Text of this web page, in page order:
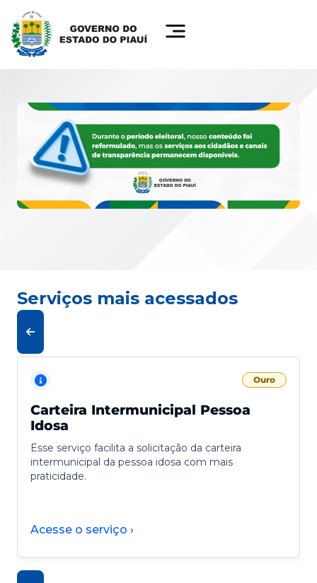
Serviços mais acessados
Ouro
Carteira Intermunicipal Pessoa
Idosa
Esse serviço facilita a solicitação da carteira
intermunicipal da pessoa idosa com mais
praticidade.
Acesse o serviço ›